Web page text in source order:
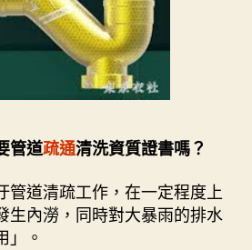
管道疏通清洗資質證書嗎？
管道清疏工作，在一定程度上
生內澇，同時對大暴雨的排水
」。